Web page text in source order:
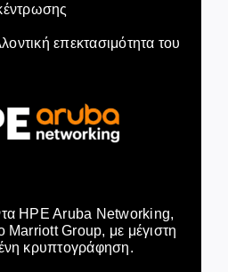
επεκτασιμότητα του
HPE Aruba Networking,
Marriott Group, με μέγιστη
κρυπτογράφηση.